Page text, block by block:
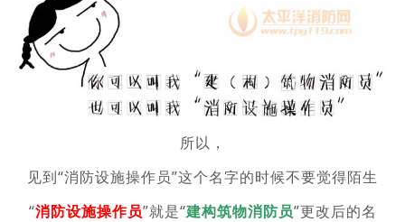
所以，
见到“消防设施操作员”这个名字的时候不要觉得陌生
“消防设施操作员”就是“建构筑物消防员”更改后的名